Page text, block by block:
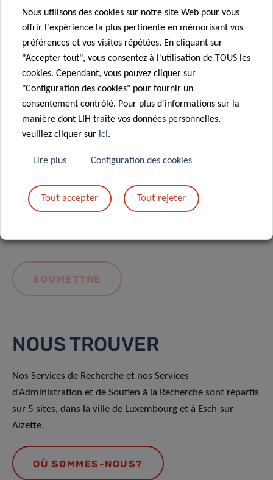
Message*
En envoyant votre message, vous acceptez
politique de confidentialité du LIH.
NOUS TROUVER
Nos Services de Recherche et nos Services
d’Administration et de Soutien à la Recherche sont répartis
sur 5 sites, dans la ville de Luxembourg et à Esch-sur-
Alzette.
OÙ SOMMES-NOUS?
Nous utilisons des cookies sur notre site Web pour vous
offrir l'expérience la plus pertinente en mémorisant vos
préférences et vos visites répétées. En cliquant sur
"Accepter tout", vous consentez à l'utilisation de TOUS les
cookies. Cependant, vous pouvez cliquer sur
"Configuration des cookies" pour fournir un
consentement contrôlé. Pour plus d'informations sur la
manière dont LIH traite vos données personnelles,
veuillez cliquer sur ici.
Lire plus Configuration des cookies
Tout accepter Tout rejeter